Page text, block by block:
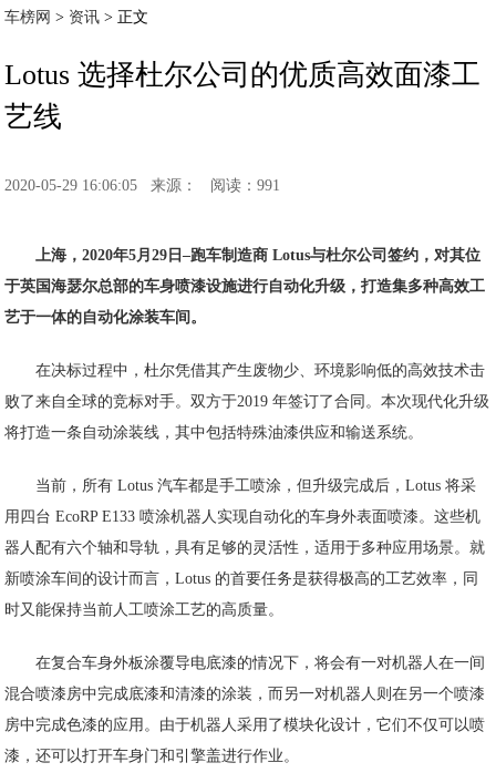
车榜网 > 资讯 > 正文
Lotus 选择杜尔公司的优质高效面漆工
艺线
2020-05-29 16:06:05 来源： 阅读：991
上海，2020年5月29日–跑车制造商 Lotus与杜尔公司签约，对其位
于英国海瑟尔总部的车身喷漆设施进行自动化升级，打造集多种高效工
艺于一体的自动化涂装车间。
在决标过程中，杜尔凭借其产生废物少、环境影响低的高效技术击
败了来自全球的竞标对手。双方于2019 年签订了合同。本次现代化升级
将打造一条自动涂装线，其中包括特殊油漆供应和输送系统。
当前，所有 Lotus 汽车都是手工喷涂，但升级完成后，Lotus 将采
用四台 EcoRP E133 喷涂机器人实现自动化的车身外表面喷漆。这些机
器人配有六个轴和导轨，具有足够的灵活性，适用于多种应用场景。就
新喷涂车间的设计而言，Lotus 的首要任务是获得极高的工艺效率，同
时又能保持当前人工喷涂工艺的高质量。
在复合车身外板涂覆导电底漆的情况下，将会有一对机器人在一间
混合喷漆房中完成底漆和清漆的涂装，而另一对机器人则在另一个喷漆
房中完成色漆的应用。由于机器人采用了模块化设计，它们不仅可以喷
漆，还可以打开车身门和引擎盖进行作业。